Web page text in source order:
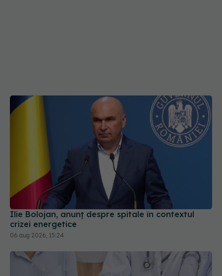
Ilie Bolojan, anunț despre spitale în contextul
crizei energetice
06 aug 2026, 15:24